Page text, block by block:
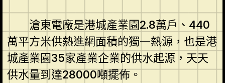
滄東電廠是港城產業園2.8萬戶、440
萬平方米供熱進網面積的獨一熱源，也是港
城產業園35家產業企業的供水起源，天天
供水量到達28000噸擺佈。